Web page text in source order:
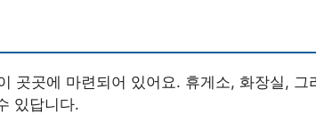
곳곳에 마련되어 있어요. 휴게소, 화장실, 그
있답니다.